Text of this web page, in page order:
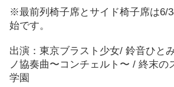
※最前列椅子席とサイド椅子席は6/
始です。
出演：東京ブラスト少女/ 鈴音ひと
ノ協奏曲〜コンチェルト〜 / 終末の
学園